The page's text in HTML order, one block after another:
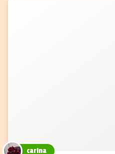
carina